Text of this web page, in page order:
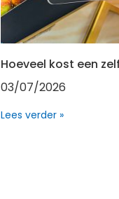
Hoeveel kost een
03/07/2026
Lees verder »